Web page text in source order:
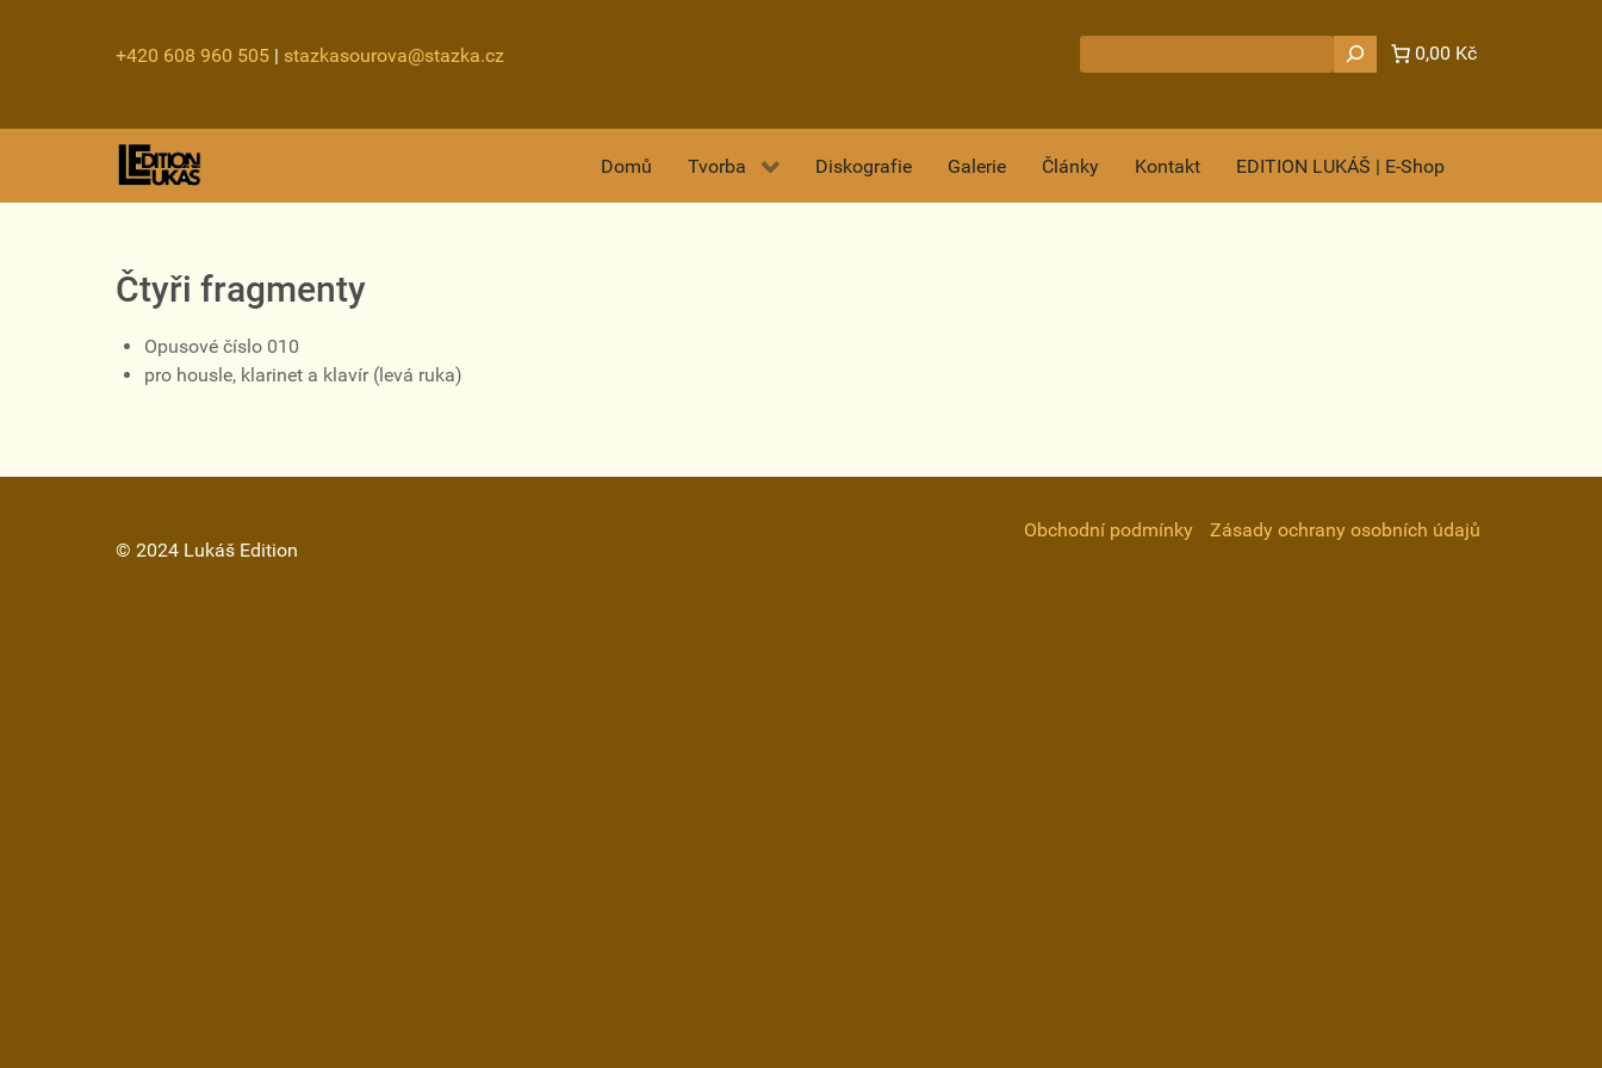
+420 608 960 505 | stazkasourova@stazka.cz 0,00 Kč
Domů Tvorba Diskografie Galerie Články Kontakt EDITION LUKÁŠ | E-Shop
Čtyři fragmenty
Opusové číslo 010
pro housle, klarinet a klavír (levá ruka)
© 2024 Lukáš Edition
Obchodní podmínky Zásady ochrany osobních údajů